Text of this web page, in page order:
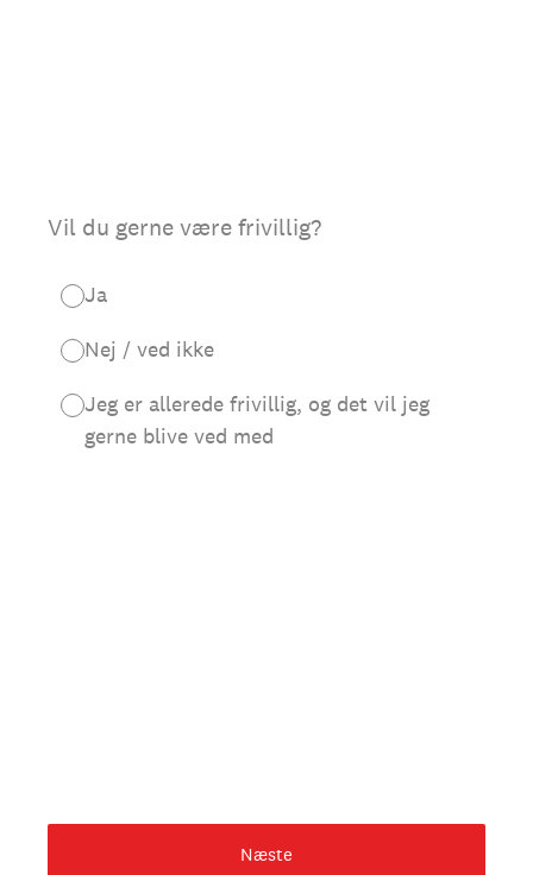
Vil du gerne være frivillig?
Ja
Nej / ved ikke
Jeg er allerede frivillig, og det vil jeg
gerne blive ved med
Næste